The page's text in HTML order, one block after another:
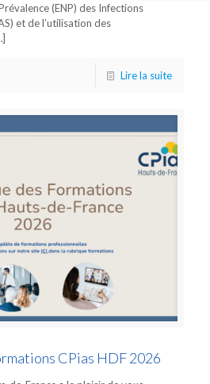
(ENP) des Infections
et de l’utilisation des
Lire la suite
CPias HDF 2026